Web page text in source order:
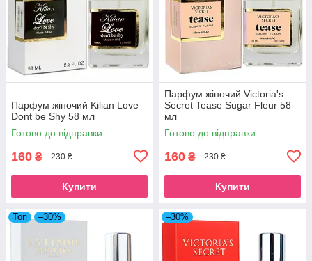
Парфум жіночий Kilian Love
Dont be Shy 58 мл
Готово до відправки
160 ₴ 230 ₴
Купити
Парфум жіночий Victoria's
Secret Tease Sugar Fleur 58
мл
Готово до відправки
160 ₴ 230 ₴
Купити
Топ –30% –30%